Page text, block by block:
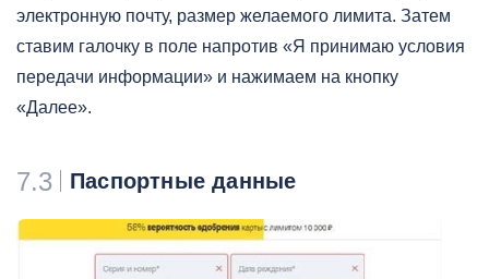
электронную почту, размер желаемого лимита. Затем
ставим галочку в поле напротив «Я принимаю условия
передачи информации» и нажимаем на кнопку
«Далее».
7.3 Паспортные данные